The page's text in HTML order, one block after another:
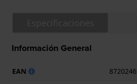
Información General
EAN